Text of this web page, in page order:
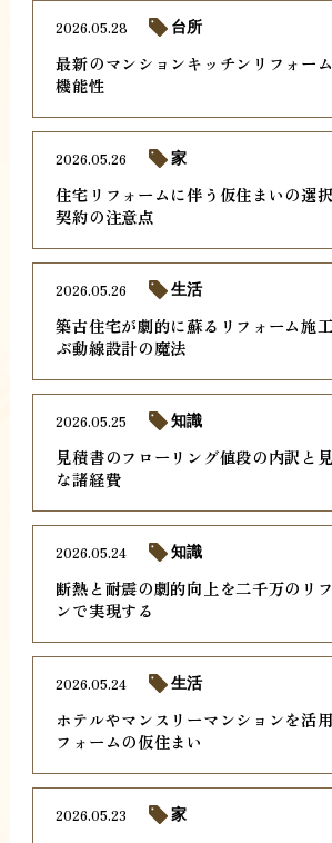
最新のマンションキッチンリフォー
機能性
2026.05.28 台所
住宅リフォームに伴う仮住まいの選
契約の注意点
2026.05.26 家
築古住宅が劇的に蘇るリフォーム施
ぶ動線設計の魔法
2026.05.26 生活
見積書のフローリング値段の内訳と
な諸経費
2026.05.25 知識
断熱と耐震の劇的向上を二千万のリ
ンで実現する
2026.05.24 知識
ホテルやマンスリーマンションを活
フォームの仮住まい
2026.05.24 生活
2026.05.23 家